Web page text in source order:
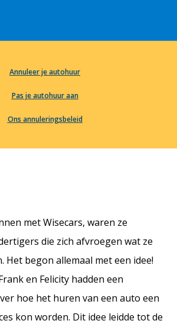
Annuleer je autohuur
Pas je autohuur aan
Ons annuleringsbeleid
met Wisecars, waren ze
die zich afvroegen wat ze
Het begon allemaal met een idee!
en Felicity hadden een
hoe het huren van een auto een
kon worden. Dit idee leidde tot de